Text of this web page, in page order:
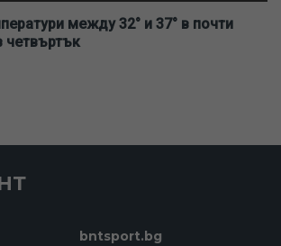
между 32° и 37° в почти
четвъртък
bntsport.bg